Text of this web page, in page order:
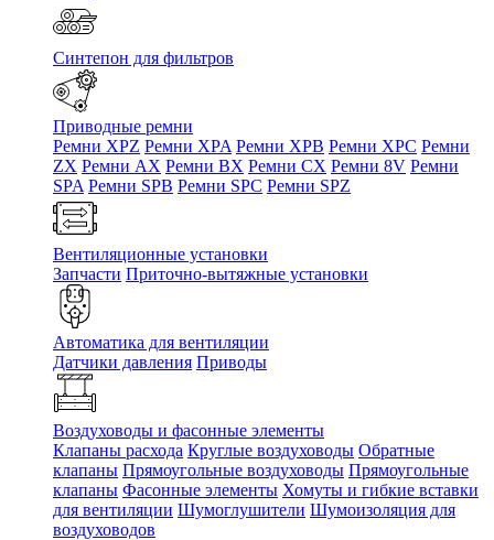
Синтепон для фильтров
Приводные ремни
Ремни XPZ Ремни XPA Ремни XPB Ремни XPC Ремни
ZX Ремни AX Ремни BX Ремни CX Ремни 8V Ремни
SPA Ремни SPB Ремни SPC Ремни SPZ
Вентиляционные установки
Запчасти Приточно-вытяжные установки
Автоматика для вентиляции
Датчики давления Приводы
Воздуховоды и фасонные элементы
Клапаны расхода Круглые воздуховоды Обратные
клапаны Прямоугольные воздуховоды Прямоугольные
клапаны Фасонные элементы Хомуты и гибкие вставки
для вентиляции Шумоглушители Шумоизоляция для
воздуховодов